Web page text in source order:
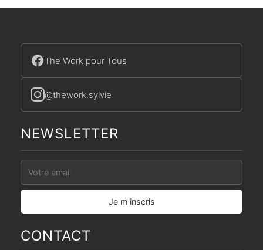
The Work pour Tous
@thework.sylvie
NEWSLETTER
CONTACT